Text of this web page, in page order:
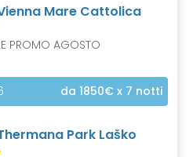
Mare Cattolica
PROMO AGOSTO
da 1850€ x 7 notti
Park Laško